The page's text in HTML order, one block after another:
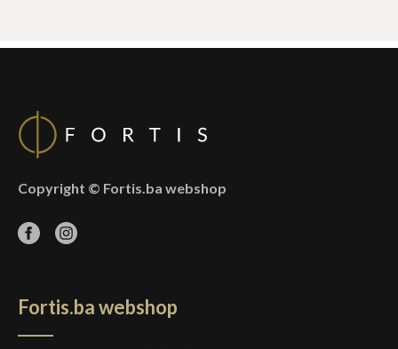
Copyright © Fortis.ba webshop
Fortis.ba webshop